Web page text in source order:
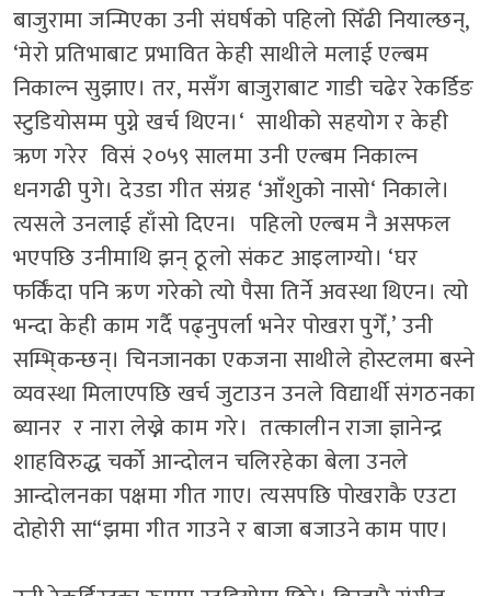
बाजुरामा जन्मिएका उनी संघर्षको पहिलो सिँढी नियाल्छन्,
‘मेरो प्रतिभाबाट प्रभावित केही साथीले मलाई एल्बम
निकाल्न सुझाए। तर,मसँग बाजुराबाट गाडी चढेर रेकर्डिङ
स्टुडियोसम्म पुग्ने खर्च थिएन।‘साथीको सहयोग र केही
ऋण गरेर विसं २०५९ सालमा उनी एल्बम निकाल्न
धनगढी पुगे। देउडा गीत संग्रह ‘आँशुको नासो‘ निकाले।
त्यसले उनलाई हाँसो दिएन। पहिलो एल्बम नै असफल
भएपछि उनीमाथि झन् ठूलो संकट आइलाग्यो। ‘घर
फर्किंदा पनि ऋण गरेको त्यो पैसा तिर्ने अवस्था थिएन। त्यो
भन्दा केही काम गर्दै पढ्नुपर्ला भनेर पोखरा पुगेँ,’उनी
सम्भि्कन्छन्। चिनजानका एकजना साथीले होस्टलमा बस्ने
व्यवस्था मिलाएपछि खर्च जुटाउन उनले विद्यार्थी संगठनका
ब्यानर र नारा लेख्ने काम गरे। तत्कालीन राजा ज्ञानेन्द्र
शाहविरुद्ध चर्काे आन्दोलन चलिरहेका बेला उनले
आन्दोलनका पक्षमा गीत गाए। त्यसपछि पोखराकै एउटा
दोहोरी सा“झमा गीत गाउने र बाजा बजाउने काम पाए।